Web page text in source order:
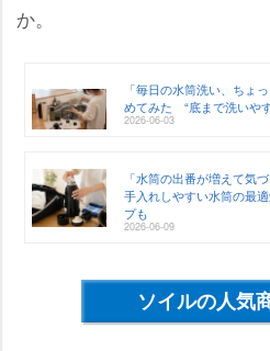
か。
「毎日の水筒洗い、ちょ
めてみた “底まで洗いや
2026-06-03
「水筒の出番が増えて気
手入れしやすい水筒の最
プも
2026-06-09
ソイルの人気